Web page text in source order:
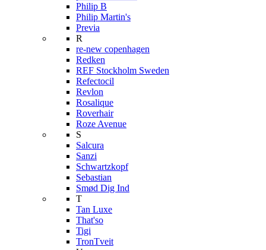
Philip B
Philip Martin's
Previa
R
re-new copenhagen
Redken
REF Stockholm Sweden
Refectocil
Revlon
Rosalique
Roverhair
Roze Avenue
S
Salcura
Sanzi
Schwartzkopf
Sebastian
Smød Dig Ind
T
Tan Luxe
That'so
Tigi
TronTveit